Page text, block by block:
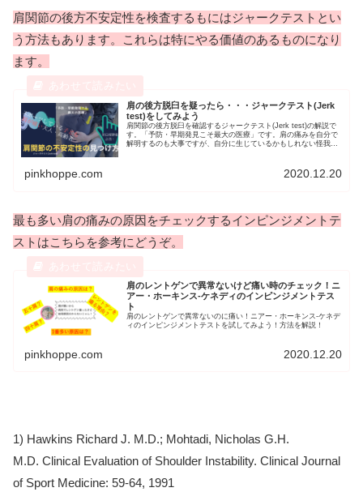
肩関節の後方不安定性を検査するもにはジャークテストとい
う方法もあります。これらは特にやる価値のあるものになり
ます。
肩の後方脱臼を疑ったら・・・ジャークテスト(Jerk
test)をしてみよう
肩関節の後方脱臼を確認するジャークテスト(Jerk test)の解説で
す。「予防・早期発見こそ最大の医療」です。肩の痛みを自分で
解明するのも大事ですが、自分に生じているかもしれない怪我の
pinkhoppe.com 2020.12.20
最も多い肩の痛みの原因をチェックするインピンジメントテ
ストはこちらを参考にどうぞ。
肩のレントゲンで異常ないけど痛い時のチェック！ニ
アー・ホーキンス-ケネディのインピンジメントテス
ト
肩のレントゲンで異常ないのに痛い！ニアー・ホーキンス-ケネデ
ィのインピンジメントテストを試してみよう！方法を解説！
pinkhoppe.com 2020.12.20
1) Hawkins Richard J. M.D.; Mohtadi, Nicholas G.H.
M.D. Clinical Evaluation of Shoulder Instability. Clinical Journal
of Sport Medicine: 59-64, 1991